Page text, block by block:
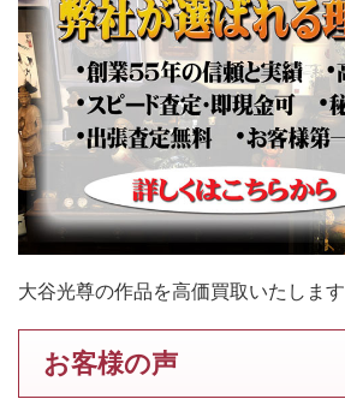
大谷光尊の作品を高価買取いたします
お客様の声